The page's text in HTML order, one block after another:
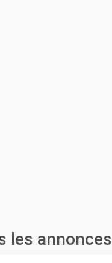
les annonces